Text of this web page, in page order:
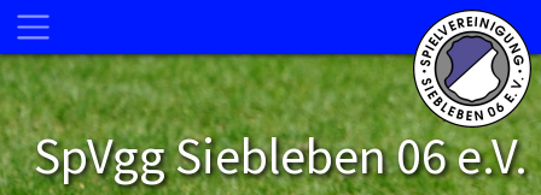
SpVgg Siebleben 06 e.V.